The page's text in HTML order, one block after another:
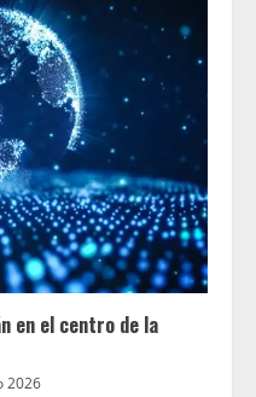
en el centro de la
2026